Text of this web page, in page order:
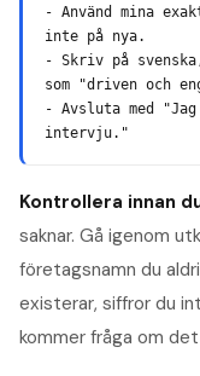
- Använd mina
inte på nya.
- Skriv på
som "driven och
- Avsluta med
intervju."
Kontrollera innan
saknar. Gå igenom
företagsnamn du
existerar, siffror du
kommer fråga om